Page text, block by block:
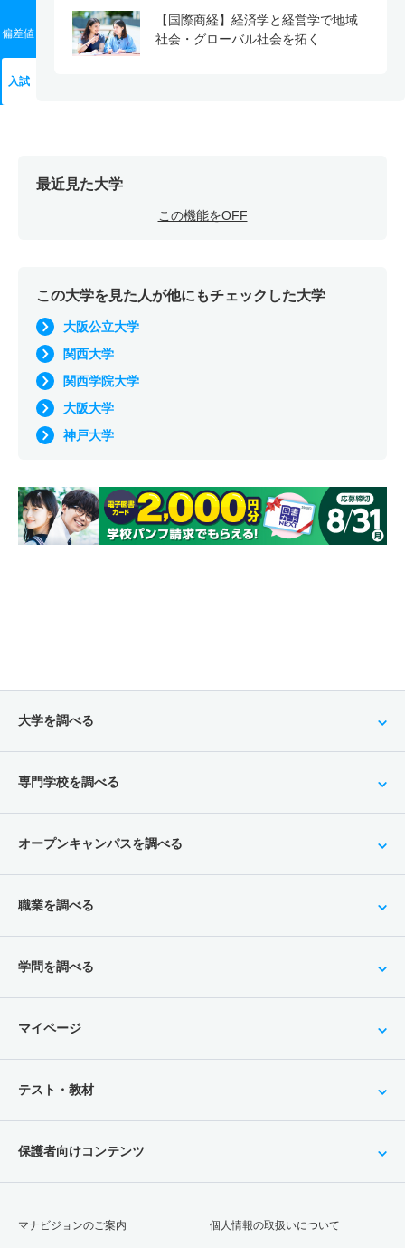
偏差値
入試
【国際商経】経済学と経営学で地域
社会・グローバル社会を拓く
最近見た大学
この機能をOFF
この大学を見た人が他にもチェックした大学
大阪公立大学
関西大学
関西学院大学
大阪大学
神戸大学
大学を調べる
専門学校を調べる
オープンキャンパスを調べる
職業を調べる
学問を調べる
マイページ
テスト・教材
保護者向けコンテンツ
マナビジョンのご案内 個人情報の取扱いについて